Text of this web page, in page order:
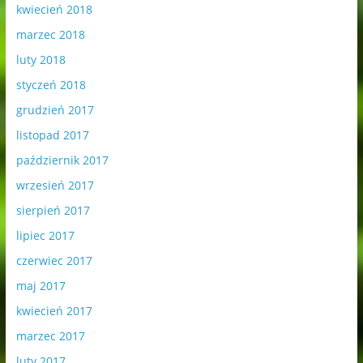
kwiecień 2018
marzec 2018
luty 2018
styczeń 2018
grudzień 2017
listopad 2017
październik 2017
wrzesień 2017
sierpień 2017
lipiec 2017
czerwiec 2017
maj 2017
kwiecień 2017
marzec 2017